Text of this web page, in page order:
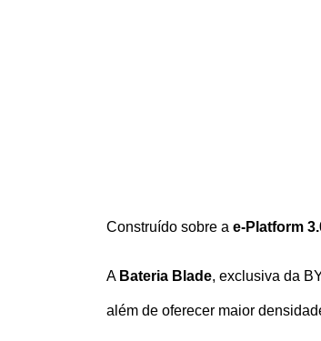
Construído sobre a e-Platform
A Bateria Blade, exclusiva da
além de oferecer maior